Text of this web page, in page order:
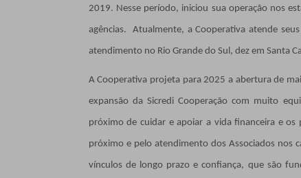
2019. Nesse período, iniciou sua operação nos
agências. Atualmente, a Cooperativa atende
atendimento no Rio Grande do Sul, dez em Santa
A Cooperativa projeta para 2025 a abertura de
expansão da Sicredi Cooperação com muito
próximo de cuidar e apoiar a vida financeira e
próximo e pelo atendimento dos Associados nos
vínculos de longo prazo e confiança, que são